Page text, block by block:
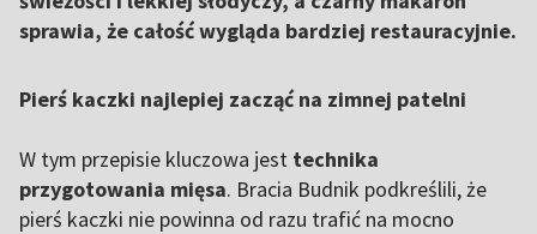
sprawia, że całość wygląda bardziej restauracyjnie.
Pierś kaczki najlepiej zacząć na zimnej patelni
W tym przepisie kluczowa jest technika
przygotowania mięsa. Bracia Budnik podkreślili, że
pierś kaczki nie powinna od razu trafić na mocno